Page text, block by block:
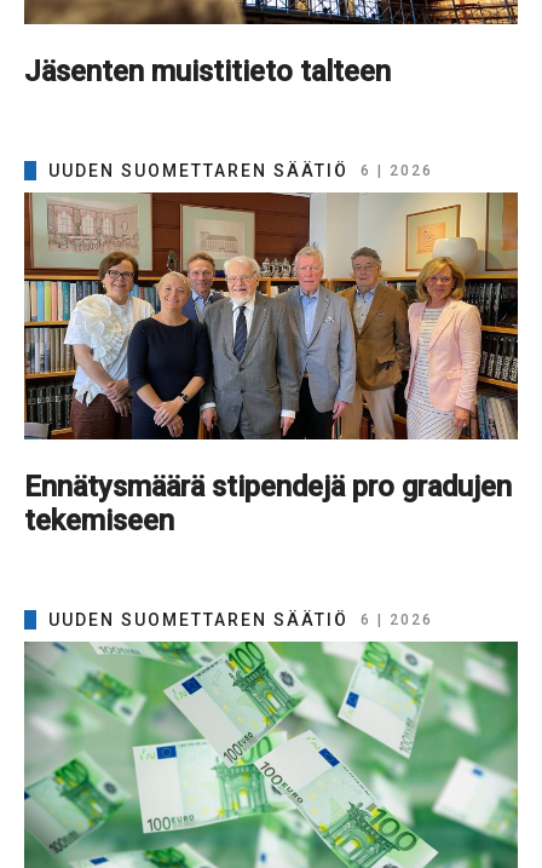
Jäsenten muistitieto talteen
UUDEN SUOMETTAREN SÄÄTIÖ 6 | 2026
Ennätysmäärä stipendejä pro gradujen
tekemiseen
UUDEN SUOMETTAREN SÄÄTIÖ 6 | 2026